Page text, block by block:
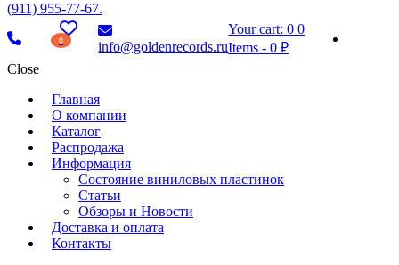
(911) 955-77-67.
0 info@goldenrecords.ru
Your cart: 00
Items -0 ₽
Close
Главная
О компании
Каталог
Распродажа
Информация
Состояние виниловых пластинок
Статьи
Обзоры и Новости
Доставка и оплата
Контакты